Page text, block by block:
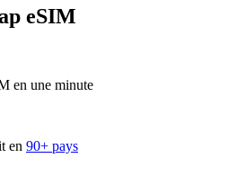
eSIM
en une minute
en 90+ pays